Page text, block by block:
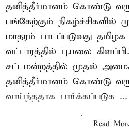
தனித்தீர்மானம் கொண்டு
பங்கேற்கும் நிகழ்ச்சிகளில்
மாதரம் பாடப்படுவது
வட்டாரத்தில் புயலை
சட்டமன்றத்தில் முதல்
தனித்தீர்மானம் கொண்டு
வாய்ந்ததாக பார்க்கப்படுக ...
Read